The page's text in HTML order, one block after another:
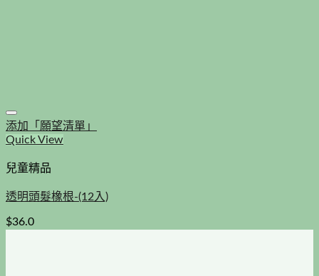
添加「願望清單」
Quick View
兒童精品
透明頭髮橡根-(12入)
$36.0